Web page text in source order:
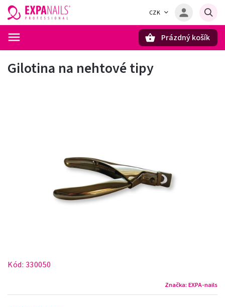
CZK
Prázdný košík
Gilotina na nehtové tipy
Kód: 330050
Značka: EXPA-nails